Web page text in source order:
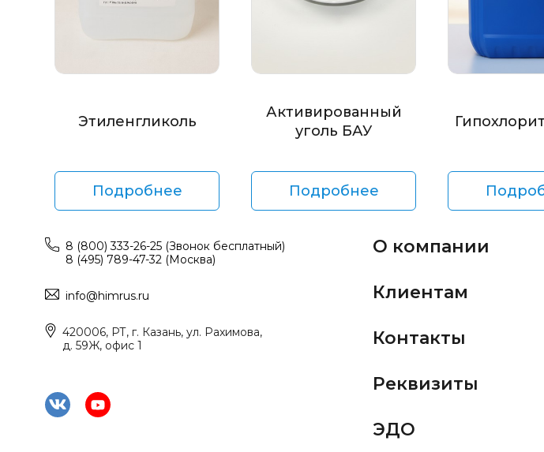
Этиленгликоль
Подробнее
Активированный
уголь БАУ
Подробнее
8 (800) 333-26-25 (Звонок бесплатный)
8 (495) 789-47-32 (Москва)
info@himrus.ru
420006, РТ, г. Казань, ул. Рахимова,
д. 59Ж, офис 1
О компании
Клиентам
Контакты
Реквизиты
ЭДО